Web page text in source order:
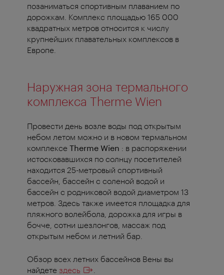
позаниматься спортивным плаванием по
дорожкам. Комплекс площадью 165 000
квадратных метров относится к числу
крупнейших плавательных комплексов в
Европе.
Наружная зона термального
комплекса Therme Wien
Провести день возле воды под открытым
небом летом можно и в новом термальном
комплексе Therme Wien : в распоряжении
истосковавшихся по солнцу посетителей
находится 25-метровый спортивный
бассейн, бассейн с соленой водой и
бассейн с родниковой водой диаметром 13
метров. Здесь также имеется площадка для
пляжного волейбола, дорожка для игры в
бочче, сотни шезлонгов, массаж под
открытым небом и летний бар.
Обзор всех летних бассейнов Вены вы
найдете здесь